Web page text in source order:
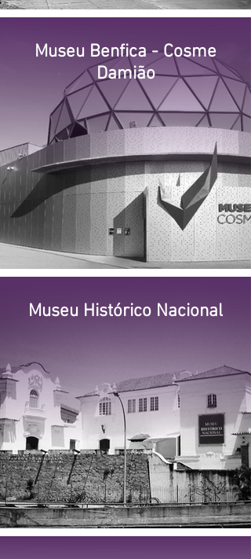
Museu Benfica - Cosme
Damião
Museu Histórico Nacional